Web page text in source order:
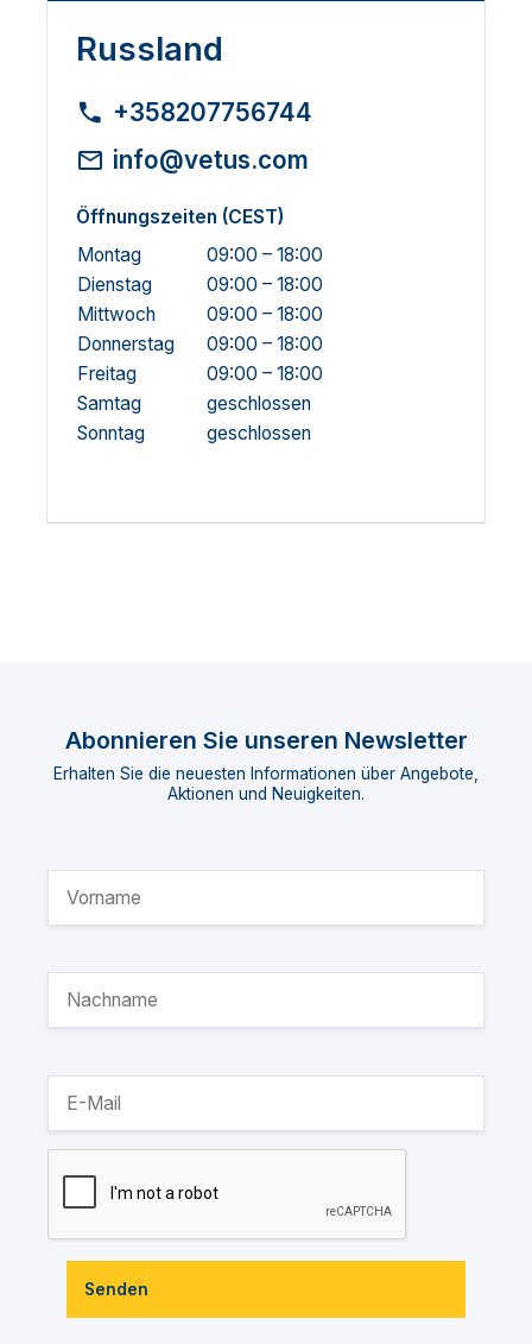
Russland
+358207756744
info@vetus.com
Öffnungszeiten (CEST)
Montag
09:00 – 18:00
Dienstag
09:00 – 18:00
Mittwoch
09:00 – 18:00
Donnerstag
09:00 – 18:00
Freitag
09:00 – 18:00
Samtag
geschlossen
Sonntag
geschlossen
Abonnieren Sie unseren Newsletter
Erhalten Sie die neuesten Informationen über Angebote,
Aktionen und Neuigkeiten.
Senden